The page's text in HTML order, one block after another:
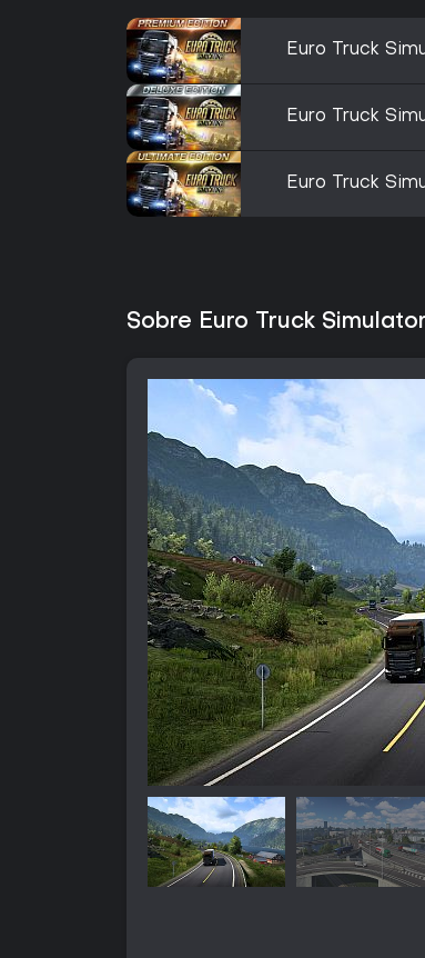
Euro Truck
Euro Truck
Euro Truck
Sobre Euro Truck